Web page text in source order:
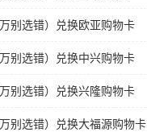
别选错）兑换欧亚购物卡
别选错）兑换中兴购物卡
别选错）兑换兴隆购物卡
别选错）兑换大福源购物卡